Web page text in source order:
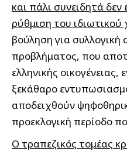
και πάλι συνειδητά
ρύθμιση του ιδιωτικού
βούληση για συλλογική
προβλήματος, που
ελληνικής οικογένειας,
ξεκάθαρο
αποδειχθούν
προεκλογική περίοδο
Ο τραπεζικός τομέας